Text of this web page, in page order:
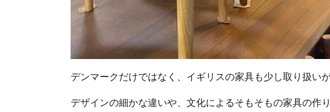
デンマークだけではなく、イギリスの家具も少し取り扱いが
デザインの細かな違いや、文化によるそもそもの家具の作